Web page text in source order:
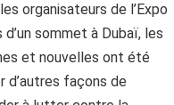
organisateurs de l’Expo
d’un sommet à Dubaï, les
et nouvelles ont été
d’autres façons de